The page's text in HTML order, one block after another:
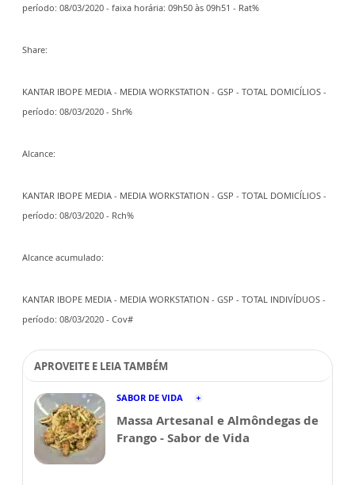
período: 08/03/2020 - faixa horária: 09h50 às 09h51 - Rat%
Share:
KANTAR IBOPE MEDIA - MEDIA WORKSTATION - GSP - TOTAL DOMICÍLIOS -
período: 08/03/2020 - Shr%
Alcance:
KANTAR IBOPE MEDIA - MEDIA WORKSTATION - GSP - TOTAL DOMICÍLIOS -
período: 08/03/2020 - Rch%
Alcance acumulado:
KANTAR IBOPE MEDIA - MEDIA WORKSTATION - GSP - TOTAL INDIVÍDUOS -
período: 08/03/2020 - Cov#
APROVEITE E LEIA TAMBÉM
SABOR DE VIDA
Massa Artesanal e Almôndegas de
Frango - Sabor de Vida